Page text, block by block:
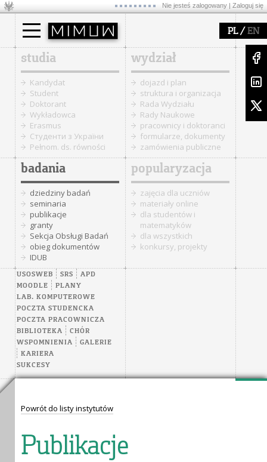
Nie jesteś zalogowany | Zaloguj się
PL/ EN
studia
Kandydat
Student
Doktorant
Wykładowca
Erasmus
Cтуденти з України
Pełnom. ds. równości
wydział
dojazd i plan
struktura i organizacja
Rada Wydziału
Rady Naukowe
pracownicy i doktoranci
formularze, dokumenty
zamówienia publiczne
badania
dziedziny badań
seminaria
publikacje
granty
Sekcja Obsługi Badań
obieg dokumentów
IDUB
popularyzacja
zajęcia dla uczniów
materiały online
dla studentów i
matematyków
dla wszystkich
konkursy, projekty
USOSWEB SRS
APD
MOODLE
PLANY
LAB. KOMPUTEROWE
POCZTA STUDENCKA
POCZTA PRACOWNICZA
BIBLIOTEKA
CHÓR
WSPOMNIENIA
GALERIE
KARIERA
SUKCESY
Powrót do listy instytutów
Publikacje